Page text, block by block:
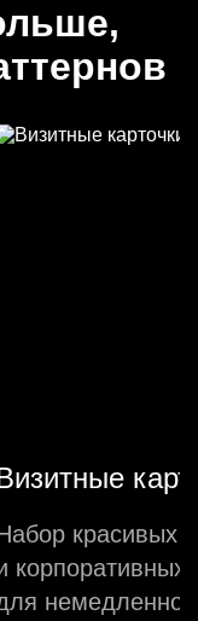
красивых
корпоративных
немедленной